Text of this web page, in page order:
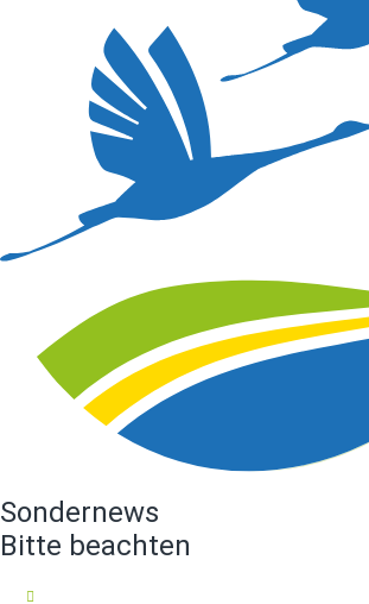
Sondernews
Bitte beachten